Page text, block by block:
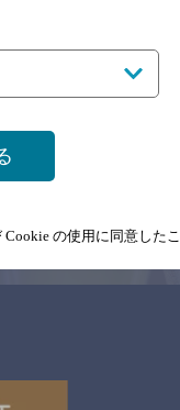
利用規約
念のためお店にご確
Cookie の使用に同意した